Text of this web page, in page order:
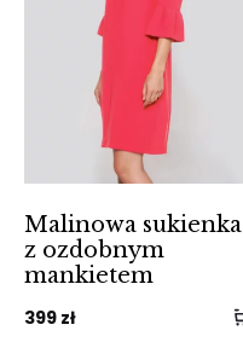
Malinowa sukienka
z ozdobnym
mankietem
399 zł